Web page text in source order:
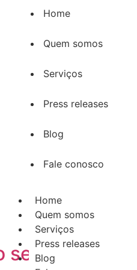
Home
Quem somos
Serviços
Press releases
Blog
Fale conosco
Home
Quem somos
Serviços
Press releases
Blog
se unir em